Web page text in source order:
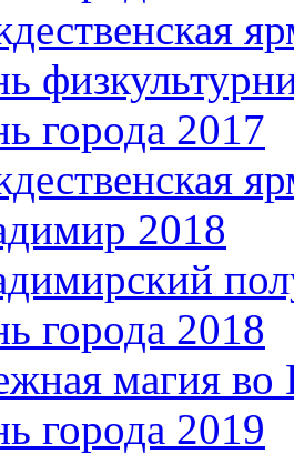
города 2017
2018
города 2018
магия во
города 2019